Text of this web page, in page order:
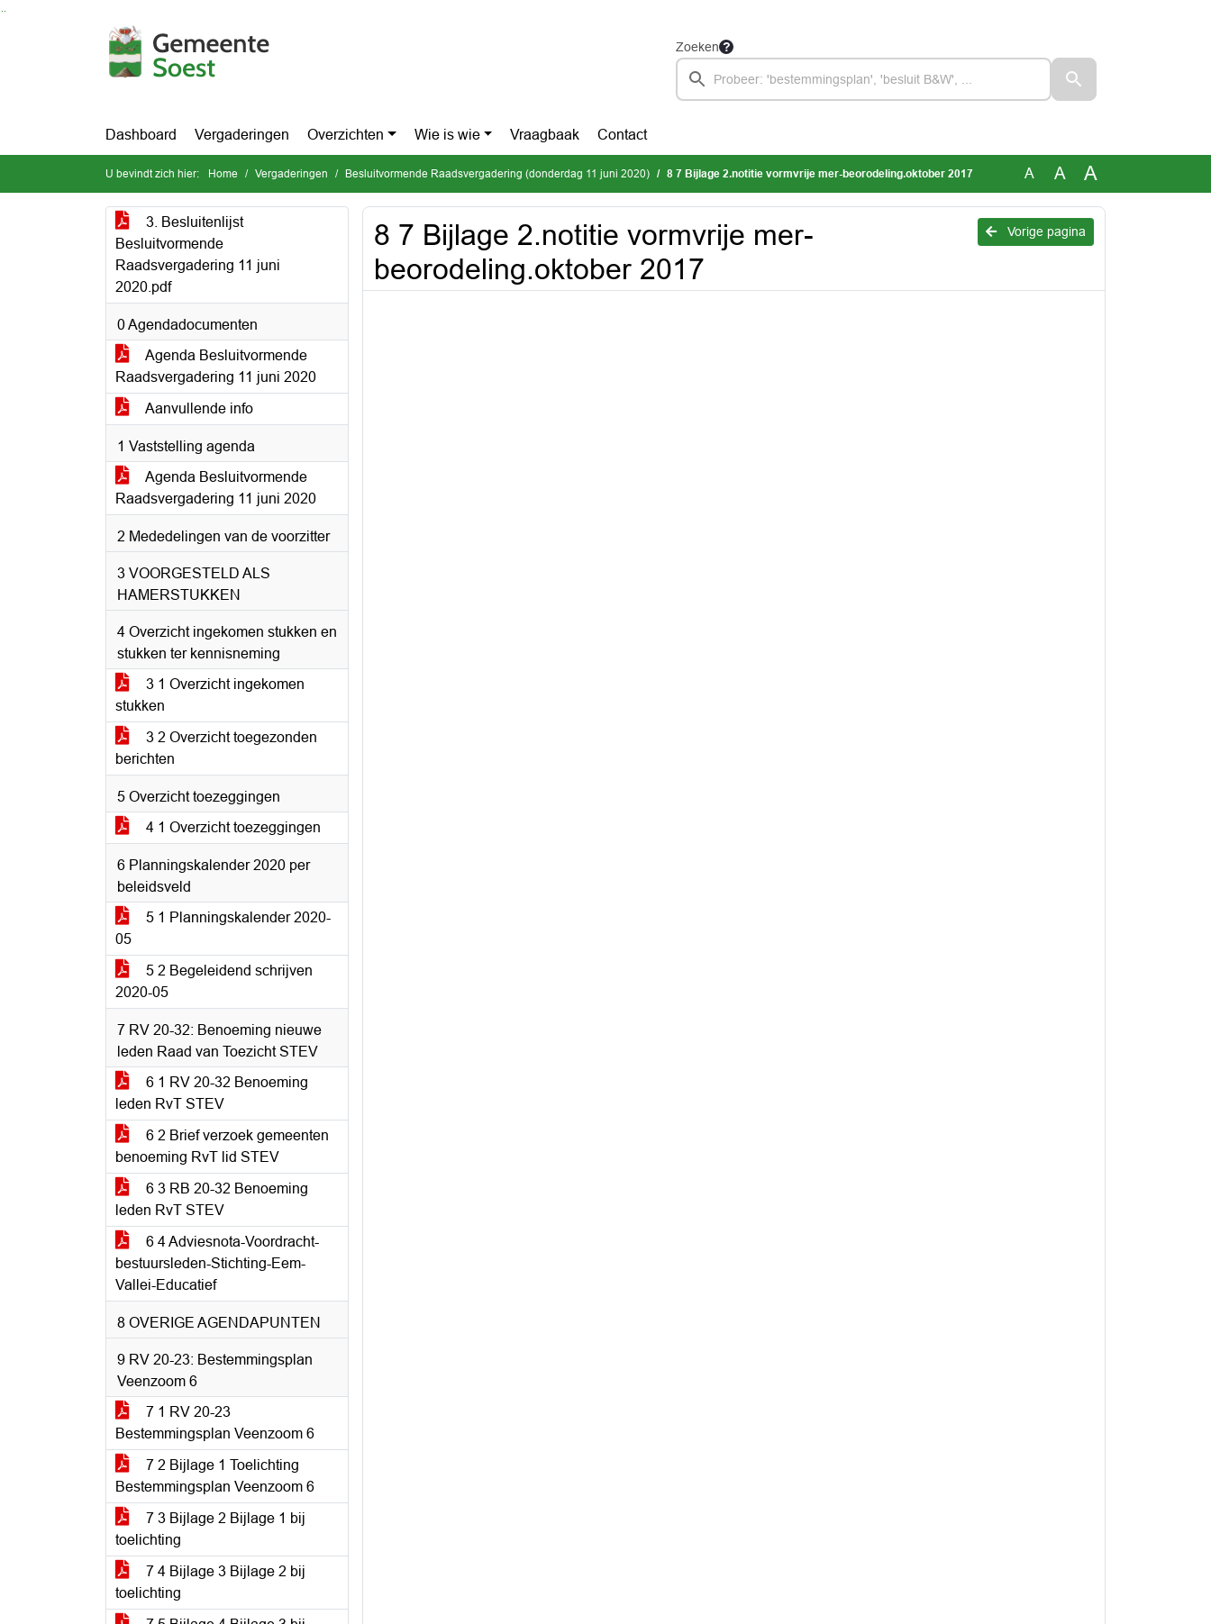
Zoeken
Dashboard Vergaderingen Overzichten Wie is wie Vraagbaak Contact
U bevindt zich hier: Home Vergaderingen Besluitvormende Raadsvergadering (donderdag 11 juni 2020) 8 7 Bijlage 2.notitie vormvrije mer-beorodeling.oktober 2017 A A A
3. Besluitenlijst
Besluitvormende
Raadsvergadering 11 juni
2020.pdf
0 Agendadocumenten
Agenda Besluitvormende
Raadsvergadering 11 juni 2020
Aanvullende info
1 Vaststelling agenda
Agenda Besluitvormende
Raadsvergadering 11 juni 2020
2 Mededelingen van de voorzitter
3 VOORGESTELD ALS
HAMERSTUKKEN
4 Overzicht ingekomen stukken en
stukken ter kennisneming
3 1 Overzicht ingekomen
stukken
3 2 Overzicht toegezonden
berichten
5 Overzicht toezeggingen
4 1 Overzicht toezeggingen
6 Planningskalender 2020 per
beleidsveld
5 1 Planningskalender 2020-
05
5 2 Begeleidend schrijven
2020-05
7 RV 20-32: Benoeming nieuwe
leden Raad van Toezicht STEV
6 1 RV 20-32 Benoeming
leden RvT STEV
6 2 Brief verzoek gemeenten
benoeming RvT lid STEV
6 3 RB 20-32 Benoeming
leden RvT STEV
6 4 Adviesnota-Voordracht-
bestuursleden-Stichting-Eem-
Vallei-Educatief
8 OVERIGE AGENDAPUNTEN
9 RV 20-23: Bestemmingsplan
Veenzoom 6
7 1 RV 20-23
Bestemmingsplan Veenzoom 6
7 2 Bijlage 1 Toelichting
Bestemmingsplan Veenzoom 6
7 3 Bijlage 2 Bijlage 1 bij
toelichting
7 4 Bijlage 3 Bijlage 2 bij
toelichting
Vorige pagina
8 7 Bijlage 2.notitie vormvrije mer-
beorodeling.oktober 2017